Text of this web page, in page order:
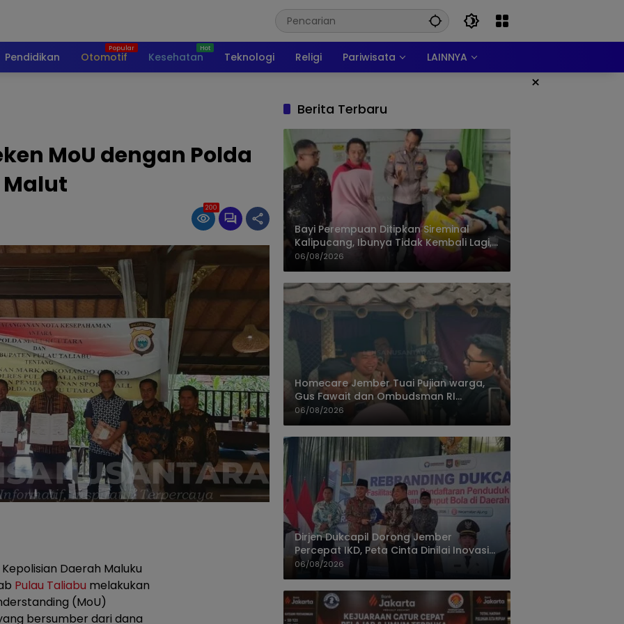
Pendidikan Otomotif Kesehatan Teknologi Religi Pariwisata LAINNYA
×
MoU dengan Polda
Malut
200
Kepolisian Daerah Maluku
Pulau Taliabu melakukan
(MoU)
bersumber dari dana
Berita Terbaru
Bayi Perempuan Ditipkan Sireminal
Kalipucang, Ibunya Tidak Kembali Lagi,
Polisi Telusuri Keberadaan Orang Tua
06/08/2026
Homecare Jember Tuai Pujian warga,
Gus Fawait dan Ombudsman RI
Saksikan Layanan Kesehatan Rumah
Pasien
06/08/2026
Dirjen Dukcapil Dorong Jember
Percepat IKD, Peta Cinta Dinilai Inovasi
Pelayanan Terbaik
06/08/2026